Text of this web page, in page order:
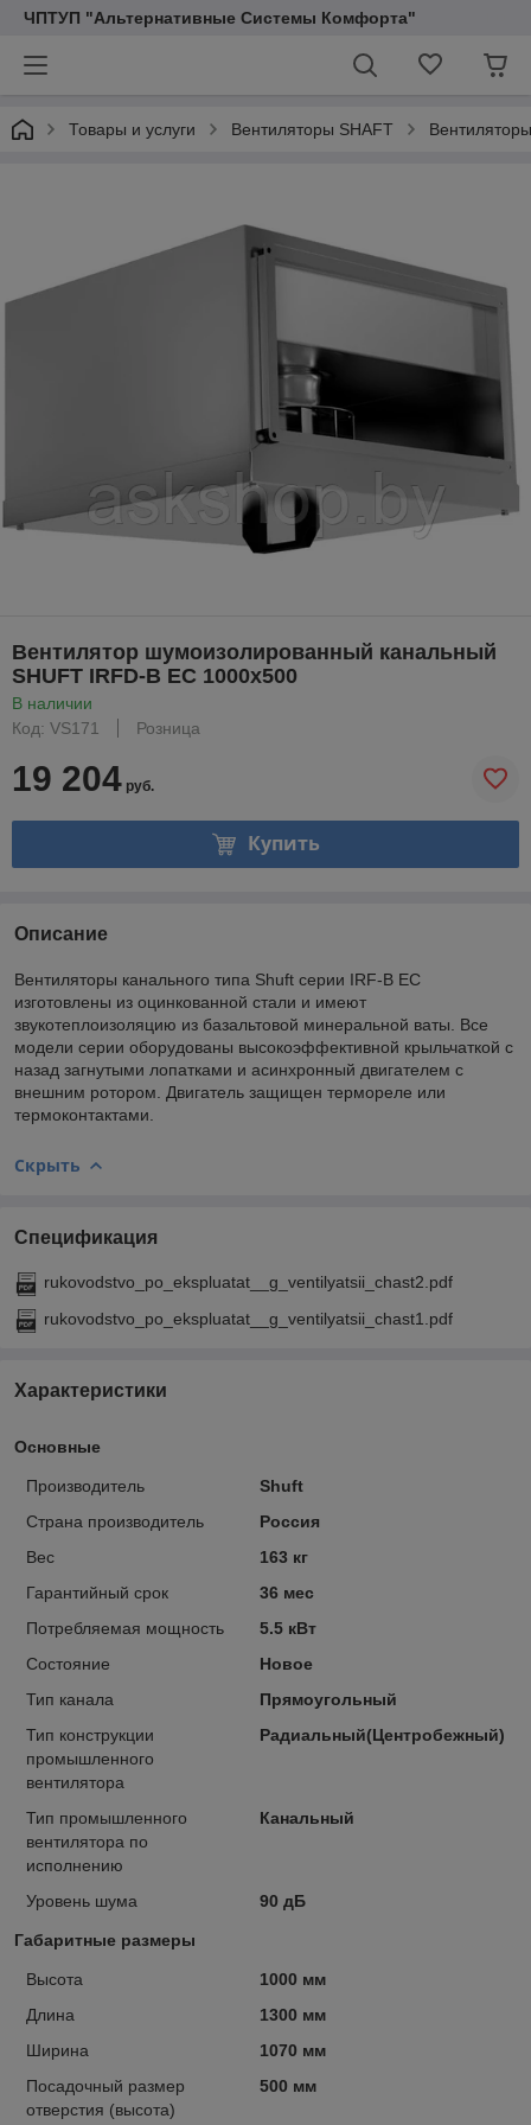
ЧПТУП "Альтернативные Системы Комфорта"
Товары и услуги Вентиляторы SHAFT
Вентилятор шумоизолированный канальный
SHUFT IRFD-B EC 1000x500
В наличии
Код: VS171
Розница
19 204 руб.
Купить
Описание
Вентиляторы канального типа Shuft серии IRF-B EC
изготовлены из оцинкованной стали и имеют
звукотеплоизоляцию из базальтовой минеральной ваты. Все
модели серии оборудованы высокоэффективной крыльчаткой с
назад загнутыми лопатками и асинхронный двигателем с
внешним ротором. Двигатель защищен термореле или
термоконтактами.
Скрыть
Спецификация
rukovodstvo_po_ekspluatat__g_ventilyatsii_chast2.pdf
rukovodstvo_po_ekspluatat__g_ventilyatsii_chast1.pdf
Характеристики
Основные
Производитель
Shuft
Страна производитель
Россия
Вес
163 кг
Гарантийный срок
36 мес
Потребляемая мощность
5.5 кВт
Состояние
Новое
Тип канала
Прямоугольный
Тип конструкции
промышленного
вентилятора
Радиальный(Центробежный)
Тип промышленного
вентилятора по
исполнению
Канальный
Уровень шума 90 дБ
Габаритные размеры
Высота
1000 мм
Длина
1300 мм
Ширина
1070 мм
Посадочный размер
отверстия (высота)
500 мм